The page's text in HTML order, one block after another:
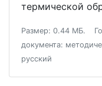
термической
Размер: 0.44 МБ.
документа:
русский